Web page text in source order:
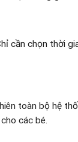
cần chọn thời
toàn bộ hệ
các bé.